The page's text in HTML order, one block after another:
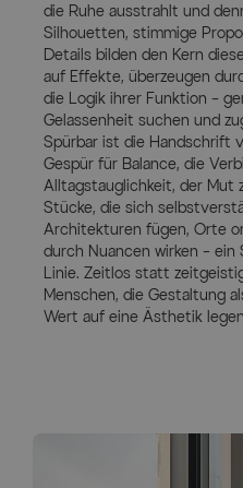
die Ruhe ausstrahlt und
Silhouetten, stimmige
Details bilden den Kern
auf Effekte, überzeugen
die Logik ihrer Funktion –
Gelassenheit suchen und
Spürbar ist die Handschrift
Gespür für Balance, die
Alltagstauglichkeit, der Mut
Stücke, die sich
Architekturen fügen, Orte
durch Nuancen wirken –
Linie. Zeitlos statt
Menschen, die Gestaltung
Wert auf eine Ästhetik